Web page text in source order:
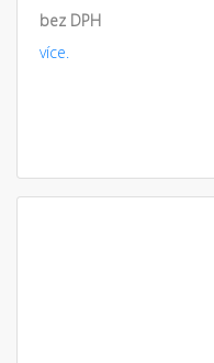
bez DPH
více.